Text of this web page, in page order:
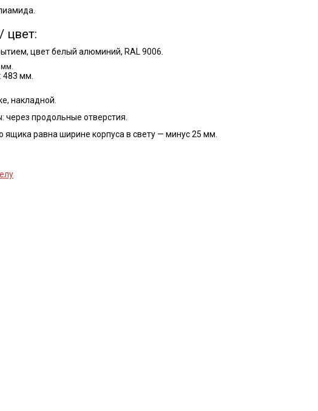
цвет:
цвет белый алюминий, RAL 9006.
мм.
мм.
накладной.
через продольные отверстия.
равна ширине корпуса в свету — минус 25 мм.